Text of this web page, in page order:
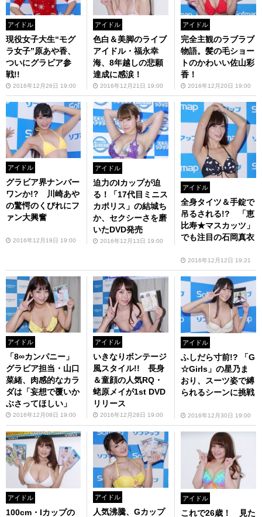
アイドル
現役女子大生“モグ
ラ女子”原あや香、
ついにグラビア参
戦!!
2016年12月26日 19:00
アイドル
色白＆美脚のライブ
アイドル・福永幸
海、8年越しの悲願
達成に感涙！
2016年12月21日 19:00
アイドル
完全主観のラブラブ
物語。髪の毛ショー
トのかわいい佐山彩
香！
2016年12月20日 19:00
アイドル
グラビア界ナンバー
ワンか!? 川崎あや
の驚愕のくびれにフ
ァン大興奮
2016年12月19日 19:00
アイドル
迫力のIカップが迫
る！「17代目ミニス
カポリス」の結城ち
か、セクシーさを磨
いたDVD発売
2016年12月13日 19:00
アイドル
全身タイツ＆手錠で
吊るされる!? 「恵
比寿★マスカッツ」
でも注目の石岡真衣
2016年12月12日 19:21
アイドル
「8∞カンパニー」
グラビア担当・山口
菜緒、肉感的なカラ
ダは「妄想で覆いか
ぶさってほしい」
2016年12月08日 19:00
アイドル
いきなりボンテージ
風スタイル!! 長身
＆童顔の人気RQ・
蛯原メイが1st DVD
リリース
2016年12月28日 19:00
アイドル
ふしだら寸前!? 「G
☆Girls」の星乃ま
おり、スーツ姿で縛
られるシーンに挑戦
2016年12月30日 19:00
アイドル
100cm・Iカップの
アイドル
人気沸騰、Gカップ
アイドル
これで26歳！ 見た